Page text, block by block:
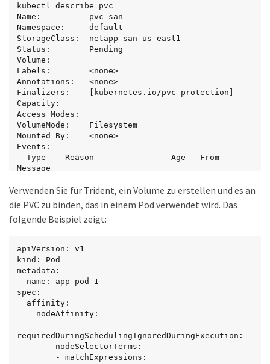
kubectl describe pvc
Name:          pvc-san
Namespace:     default
StorageClass:  netapp-san-us-east1
Status:        Pending
Volume:
Labels:        <none>
Annotations:   <none>
Finalizers:    [kubernetes.io/pvc-protection]
Capacity:
Access Modes:
VolumeMode:    Filesystem
Mounted By:    <none>
Events:
Message
-------
  Normal  WaitForFirstConsumer  6s
persistentvolume-controller  waiting for first
consumer to be created before binding
Verwenden Sie für Trident, ein Volume zu erstellen und es an
die PVC zu binden, das in einem Pod verwendet wird. Das
folgende Beispiel zeigt:
apiVersion: v1
kind: Pod
metadata:
spec:
requiredDuringSchedulingIgnoredDuringExecution: